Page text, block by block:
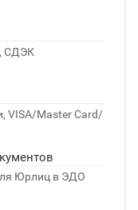
СДЭК
VISA/Master Card/
Юрлиц в ЭДО